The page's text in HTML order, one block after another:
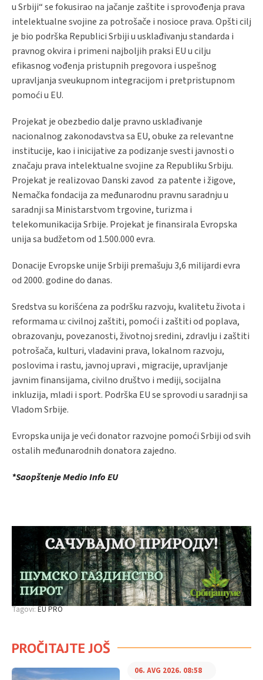
u Srbiji“ se fokusirao na jačanje zaštite i sprovođenja prava
intelektualne svojine za potrošače i nosioce prava. Opšti cilj
je bio podrška Republici Srbiji u usklađivanju standarda i
pravnog okvira i primeni najboljih praksi EU u cilju
efikasnog vođenja pristupnih pregovora i uspešnog
upravljanja sveukupnom integracijom i pretpristupnom
pomoći u EU.
Projekat je obezbedio dalje pravno usklađivanje
nacionalnog zakonodavstva sa EU, obuke za relevantne
institucije, kao i inicijative za podizanje svesti javnosti o
značaju prava intelektualne svojine za Republiku Srbiju.
Projekat je realizovao Danski zavod za patente i žigove,
Nemačka fondacija za međunarodnu pravnu saradnju u
saradnji sa Ministarstvom trgovine, turizma i
telekomunikacija Srbije. Projekat je finansirala Evropska
unija sa budžetom od 1.500.000 evra.
Donacije Evropske unije Srbiji premašuju 3,6 milijardi evra
od 2000. godine do danas.
Sredstva su korišćena za podršku razvoju, kvalitetu života i
reformama u: civilnoj zaštiti, pomoći i zaštiti od poplava,
obrazovanju, povezanosti, životnoj sredini, zdravlju i zaštiti
potrošača, kulturi, vladavini prava, lokalnom razvoju,
poslovima i rastu, javnoj upravi , migracije, upravljanje
javnim finansijama, civilno društvo i mediji, socijalna
inkluzija, mladi i sport. Podrška EU se sprovodi u saradnji sa
Vladom Srbije.
Evropska unija je veći donator razvojne pomoći Srbiji od svih
ostalih međunarodnih donatora zajedno.
*Saopštenje Medio Info EU
Tagovi:EU PRO
PROČITAJTE JOŠ
06. AVG 2026. 08:58